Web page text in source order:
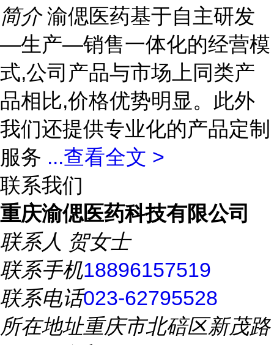
简介 渝偲医药基于自主研发
—生产—销售一体化的经营模
式,公司产品与市场上同类产
品相比,价格优势明显。此外
我们还提供专业化的产品定制
服务 ...查看全文 >
联系我们
重庆渝偲医药科技有限公司
联系人 贺女士
联系手机18896157519
联系电话023-62795528
所在地址重庆市北碚区新茂路